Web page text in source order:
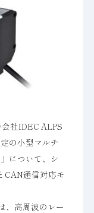
社IDEC ALPS
の小型マルチ
について、シ
CAN通信対応モ
、高周波のレー